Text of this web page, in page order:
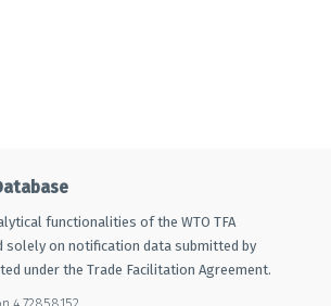
functionalities of the WTO TFA
solely on notification data submitted by
under the Trade Facilitation Agreement.